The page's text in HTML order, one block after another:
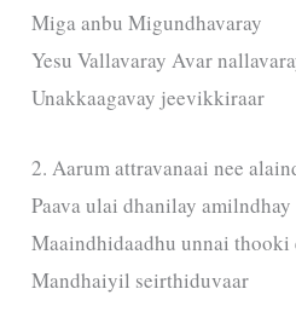
Miga anbu Migundhavaray
Yesu Vallavaray Avar
Unakkaagavay jeevikkiraar
2. Aarum attravanaai nee
Paava ulai dhanilay amilndhay
Maaindhidaadhu unnai thooki
Mandhaiyil seirthiduvaar